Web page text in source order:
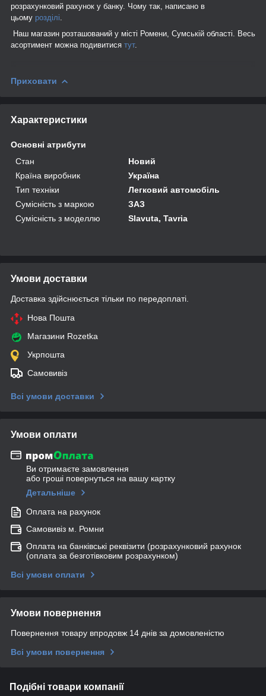
розрахунковий рахунок у банку. Чому так, написано в
цьому розділі
Наш магазин розташований у місті Ромени, Сумській області. Весь
асортимент можна подивитися тут.
Приховати
Характеристики
Основні атрибути
Стан
Новий
Країна виробник
Україна
Тип техніки
Легковий автомобіль
Сумісність з маркою
ЗАЗ
Сумісність з моделлю
Slavuta, Tavria
Умови доставки
Доставка здійснюється тільки по передоплаті.
Нова Пошта
Магазини Rozetka
Укрпошта
Самовивіз
Всі умови доставки
Умови оплати
Ви отримаєте замовлення
або гроші повернуться на вашу картку
Детальніше
Оплата на рахунок
Самовивіз м. Ромни
Оплата на банківські реквізити (розрахунковий рахунок
(оплата за безготівковим розрахунком)
Всі умови оплати
Умови повернення
Повернення товару впродовж 14 днів за домовленістю
Всі умови повернення
Подібні товари компанії